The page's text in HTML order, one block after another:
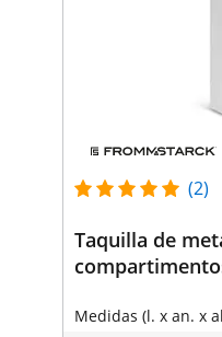
(2)
Taquilla de
Medidas (l. x an. x